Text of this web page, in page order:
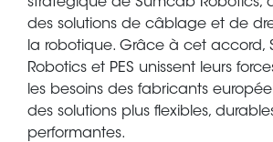
des solutions de câblage et de
la robotique. Grâce à cet accord,
Robotics et PES unissent leurs
les besoins des fabricants
des solutions plus flexibles,
performantes.